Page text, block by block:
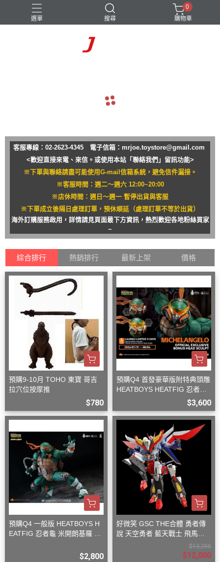
選單 搜尋
0
購物車
客服專線：02-2623-4345 電子信箱： mrjoe.toystore@gmail.com
<歡迎直接來電、來信。或使用本站「聯絡我們」留訊功能>
※下單與聯絡請盡可能使用G-mail信箱系統，避免信件漏接。
※客服時間：週二～週六 12:00~20:00
※店休時間：週日～週一 暫停出貨與客服
※下單成立後隔日處理訂單，預休順延（處理訂單不等於出貨）
海外訂購服務啟用，詳情請見頁面最下方資訊，熱烈歡迎各地粉絲買家
~
綜合排行 熱銷排行 最新上架 價格
預購9-10月 TOHO 東寶 哥吉
拉穴位按摩推
$780
預購Q4 首發豪華版附特典頭雕
HEATBOYS HEATFIG 忍者龜
$3,600
預購Q4 一般版 HEATBOYS H
EATFIG 忍者龜 米開朗基羅 1/
$2,800
好微笑 GSC THE合體 勇者傳
說 天空勇者 藍天戰士 飛馬戰
$13,200
$12,000